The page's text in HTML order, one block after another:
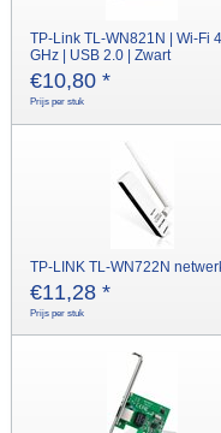
TP-Link TL-WN821N | Wi-Fi
GHz | USB 2.0 | Zwart
€10,80 *
Prijs per stuk
TP-LINK TL-WN722N
€11,28 *
Prijs per stuk